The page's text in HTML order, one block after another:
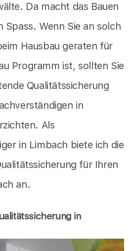
Da macht das Bauen
Spass. Wenn Sie an solch
Hausbau geraten für
Programm ist, sollten Sie
Qualitätssicherung
in
Als
in Limbach biete ich die
für Ihren
an.
in